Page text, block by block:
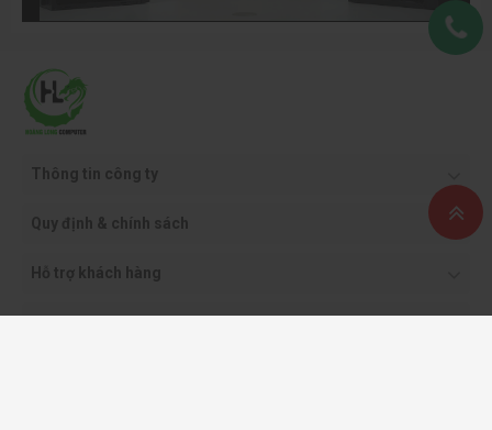
Thông tin công ty
Quy định & chính sách
Hỗ trợ khách hàng